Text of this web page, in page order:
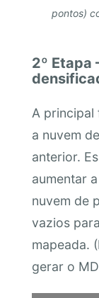
pontos)
2º Etapa
A principal
a nuvem
anterior.
aumentar
nuvem de
vazios
mapeada.
gerar o